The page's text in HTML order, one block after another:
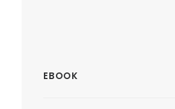
EBOOK